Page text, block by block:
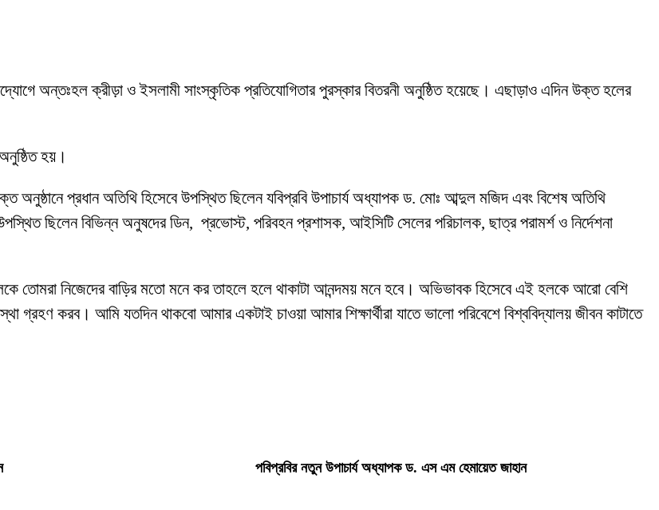
অন্তঃহল ক্রীড়া ও ইসলামী সাংস্কৃতিক প্রতিযোগিতার পুরস্কার বিতরনী অনুষ্ঠিত হয়েছে। এছাড়াও এদিন উক্ত হলের
হয়।
প্রধান অতিথি হিসেবে উপস্থিত ছিলেন যবিপ্রবি উপাচার্য অধ্যাপক ড. মোঃ আব্দুল মজিদ এবং বিশেষ অতিথি
ছিলেন বিভিন্ন অনুষদের ডিন, প্রভোস্ট, পরিবহন প্রশাসক, আইসিটি সেলের পরিচালক, ছাত্র পরামর্শ ও নির্দেশনা
তোমরা নিজেদের বাড়ির মতো মনে কর তাহলে হলে থাকাটা আনন্দময় মনে হবে। অভিভাবক হিসেবে এই হলকে আরো বেশি
করব। আমি যতদিন থাকবো আমার একটাই চাওয়া আমার শিক্ষার্থীরা যাতে ভালো পরিবেশে বিশ্ববিদ্যালয় জীবন কাটাতে
পবিপ্রবির নতুন উপাচার্য অধ্যাপক ড. এস এম হেমায়েত জাহান